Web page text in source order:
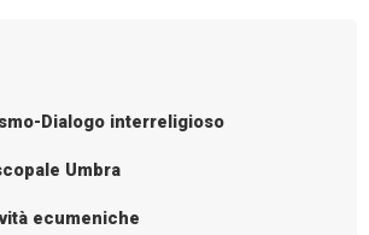
Dialogo interreligioso
Umbra
ecumeniche